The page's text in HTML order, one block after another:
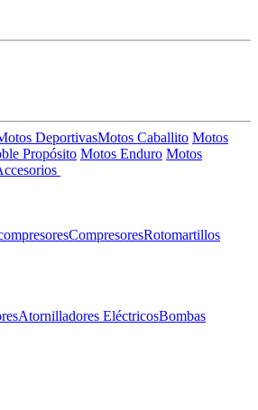
DeportivasMotos Caballito Motos
Propósito Motos Enduro Motos
CompresoresRotomartillos
Atornilladores EléctricosBombas